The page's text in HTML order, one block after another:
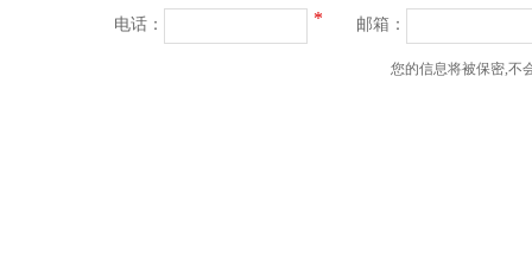
电话： * 邮箱：
您的信息将被保密,不